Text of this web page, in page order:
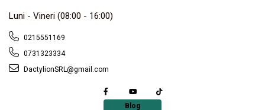
Acest accesoriu luminos este potrivit pentru petreceri private,
festivaluri outdoor, concerte, cluburi, evenimente promotionale,
campanii sportive sau activitati sociale. Creeaza efecte vizuale
impresionante si adauga dinamism oricarui moment festiv.
Luni - Vineri (08:00 - 16:00)
0215551169
0731323334
DactylionSRL@gmail.com
Blog